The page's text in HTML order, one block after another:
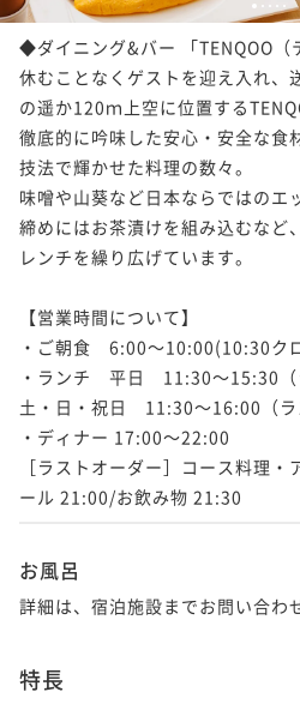
22平米 コーナーキ
22平米 禁煙 無料Wi-Fi
ダブル
ポイント
-UTSUROI-28平米
ニットバス）【禁煙
28平米 禁煙 無料Wi-Fi
ダブル
1 5
◆ダイニング&バー 「TENQOO（
休むことなくゲストを迎え入れ、
の遥か120ｍ上空に位置する
徹底的に吟味した安心・安全な食
技法で輝かせた料理の数々。
味噌や山葵など日本ならではのエ
締めにはお茶漬けを組み込むなど
レンチを繰り広げています。
【営業時間について】
・ご朝食　6:00～10:00(10:30ク
・ランチ　平日　11:30～15:30
土・日・祝日　11:30～16:00（ラ
・ディナー 17:00～22:00
［ラストオーダー］コース料理
ール 21:00/お飲み物 21:30
お風呂
詳細は、宿泊施設までお問い合わ
特長